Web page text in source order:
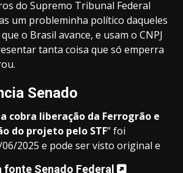
do Supremo Tribunal Federal
um probleminha político daqueles
o Brasil avance, e usam o CNPJ
tanta coisa que só emperra
Senado
cobra liberação da Ferrogrão e
do projeto pelo STF” foi
2025 e pode ser visto original e
Senado Federal